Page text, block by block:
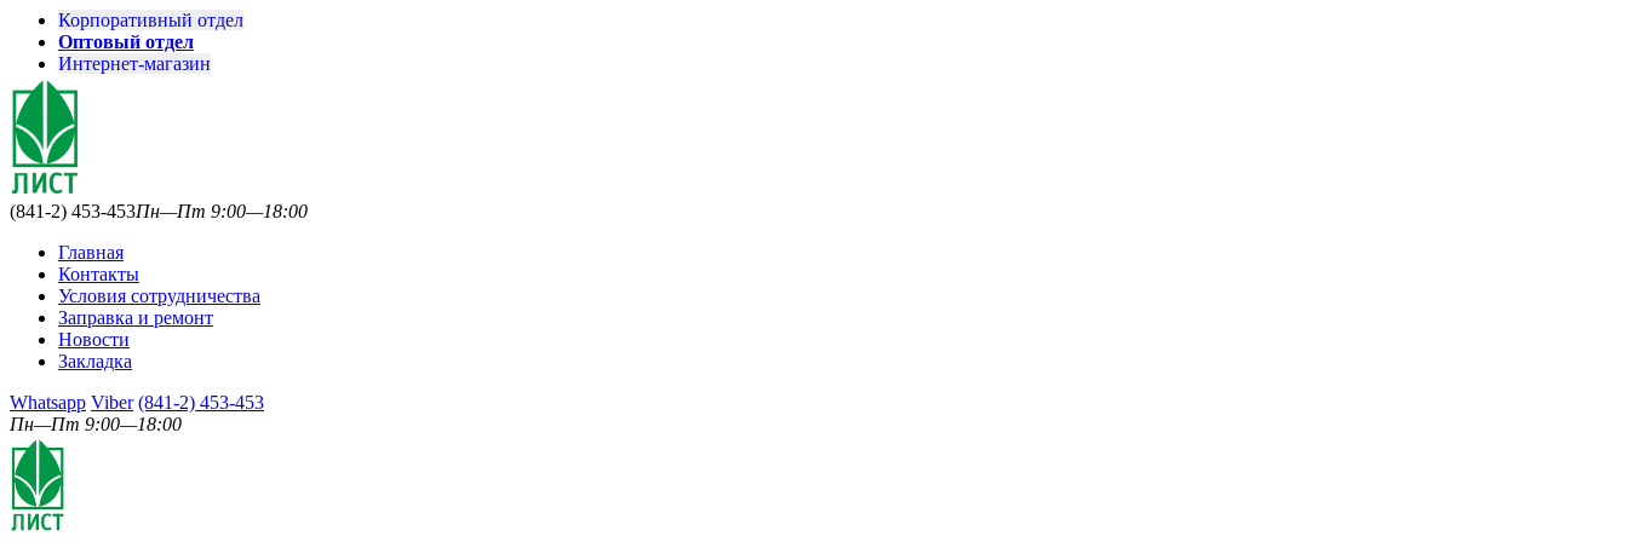
Корпоративный отдел
Оптовый отдел
Интернет-магазин
(841-2) 453-453Пн—Пт 9:00—18:00
Главная
Контакты
Условия сотрудничества
Заправка и ремонт
Новости
Закладка
Whatsapp Viber (841-2) 453-453
Пн—Пт 9:00—18:00